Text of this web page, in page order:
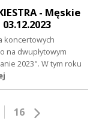
- Męskie
koncertowych
na dwupłytowym
2023". W tym roku
16